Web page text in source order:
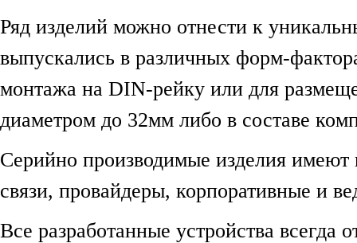
Ряд изделий можно отнести к
выпускались в различных форм-
монтажа на DIN-рейку или для
диаметром до 32мм либо в составе
Серийно производимые изделия
связи, провайдеры, корпоративные и
Все разработанные устройства всегда